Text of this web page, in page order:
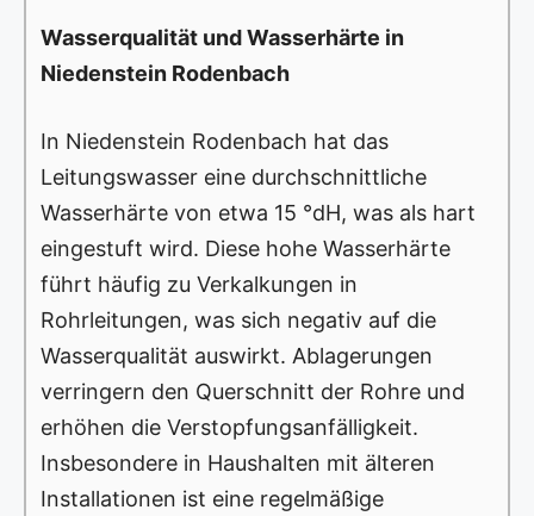
Wasserqualität und Wasserhärte in
Niedenstein Rodenbach
In Niedenstein Rodenbach hat das
Leitungswasser eine durchschnittliche
Wasserhärte von etwa 15 °dH, was als hart
eingestuft wird. Diese hohe Wasserhärte
führt häufig zu Verkalkungen in
Rohrleitungen, was sich negativ auf die
Wasserqualität auswirkt. Ablagerungen
verringern den Querschnitt der Rohre und
erhöhen die Verstopfungsanfälligkeit.
Insbesondere in Haushalten mit älteren
Installationen ist eine regelmäßige